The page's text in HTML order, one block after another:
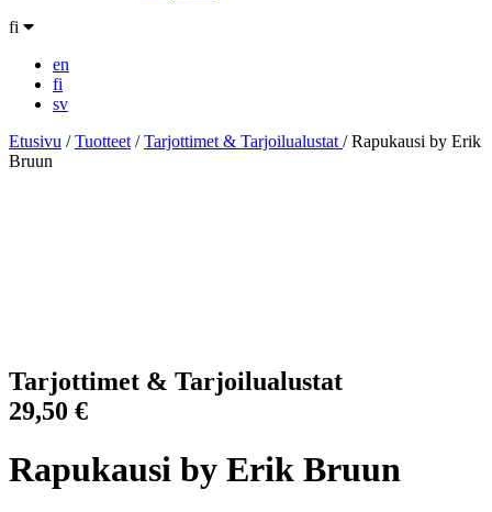
fi
en
fi
sv
Etusivu /Tuotteet /Tarjottimet & Tarjoilualustat /Rapukausi by Erik
Bruun
Tarjottimet & Tarjoilualustat
29,50 €
Rapukausi by Erik Bruun